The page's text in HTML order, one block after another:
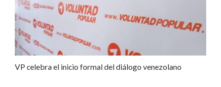
VP celebra el inicio formal del diálogo venezolano